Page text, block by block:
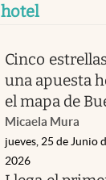
hotel
Cinco
una apuesta
el mapa de
Micaela Mura
jueves, 25 de Junio
2026